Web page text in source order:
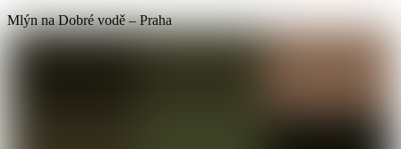
Mlýn na Dobré vodě – Praha